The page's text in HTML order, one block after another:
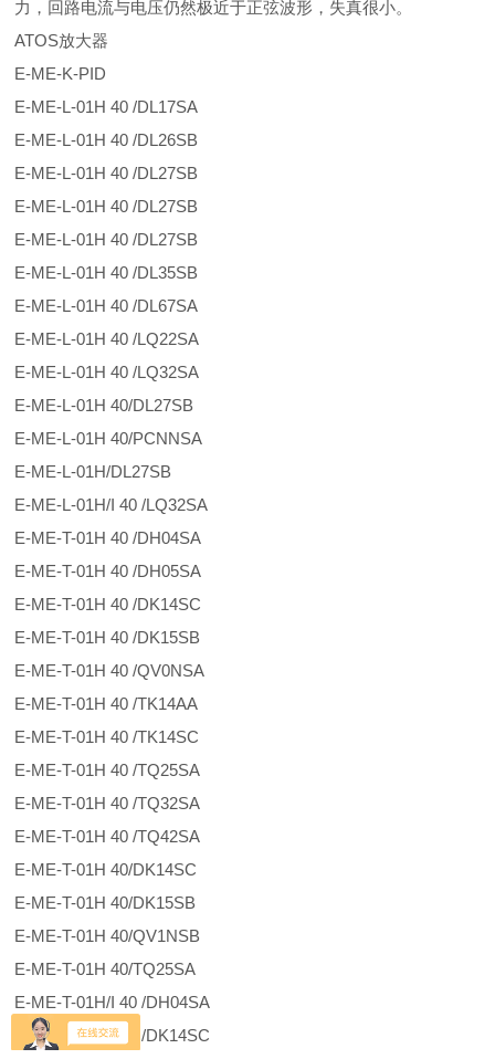
力，回路电流与电压仍然极近于正弦波形，失真很小。
ATOS放大器
E-ME-K-PID
E-ME-L-01H 40 /DL17SA
E-ME-L-01H 40 /DL26SB
E-ME-L-01H 40 /DL27SB
E-ME-L-01H 40 /DL27SB
E-ME-L-01H 40 /DL27SB
E-ME-L-01H 40 /DL35SB
E-ME-L-01H 40 /DL67SA
E-ME-L-01H 40 /LQ22SA
E-ME-L-01H 40 /LQ32SA
E-ME-L-01H 40/DL27SB
E-ME-L-01H 40/PCNNSA
E-ME-L-01H/DL27SB
E-ME-L-01H/I 40 /LQ32SA
E-ME-T-01H 40 /DH04SA
E-ME-T-01H 40 /DH05SA
E-ME-T-01H 40 /DK14SC
E-ME-T-01H 40 /DK15SB
E-ME-T-01H 40 /QV0NSA
E-ME-T-01H 40 /TK14AA
E-ME-T-01H 40 /TK14SC
E-ME-T-01H 40 /TQ25SA
E-ME-T-01H 40 /TQ32SA
E-ME-T-01H 40 /TQ42SA
E-ME-T-01H 40/DK14SC
E-ME-T-01H 40/DK15SB
E-ME-T-01H 40/QV1NSB
E-ME-T-01H 40/TQ25SA
E-ME-T-01H/I 40 /DH04SA
E-ME-T-01H/I 40 /DK14SC